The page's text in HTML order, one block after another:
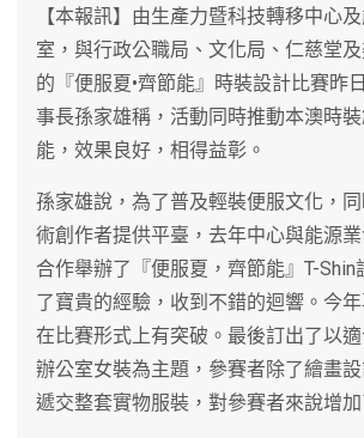
【本報訊】由生產力暨科技轉移中心
室，與行政公職局、文化局、仁慈堂
的『便服夏•齊節能』時裝設計比賽昨
事長孫家雄稱，活動同時推動本澳時
能，效果良好，相得益彰。
孫家雄說，為了普及輕裝便服文化，
術創作者提供平臺，去年中心與能源
合作舉辦了『便服夏，齊節能』T-
了寶貴的經驗，收到不錯的迴響。今
在比賽形式上有突破。最後訂出了以
辦公室女裝為主題，參賽者除了繪畫
遞交整套實物服裝，對參賽者來說增加